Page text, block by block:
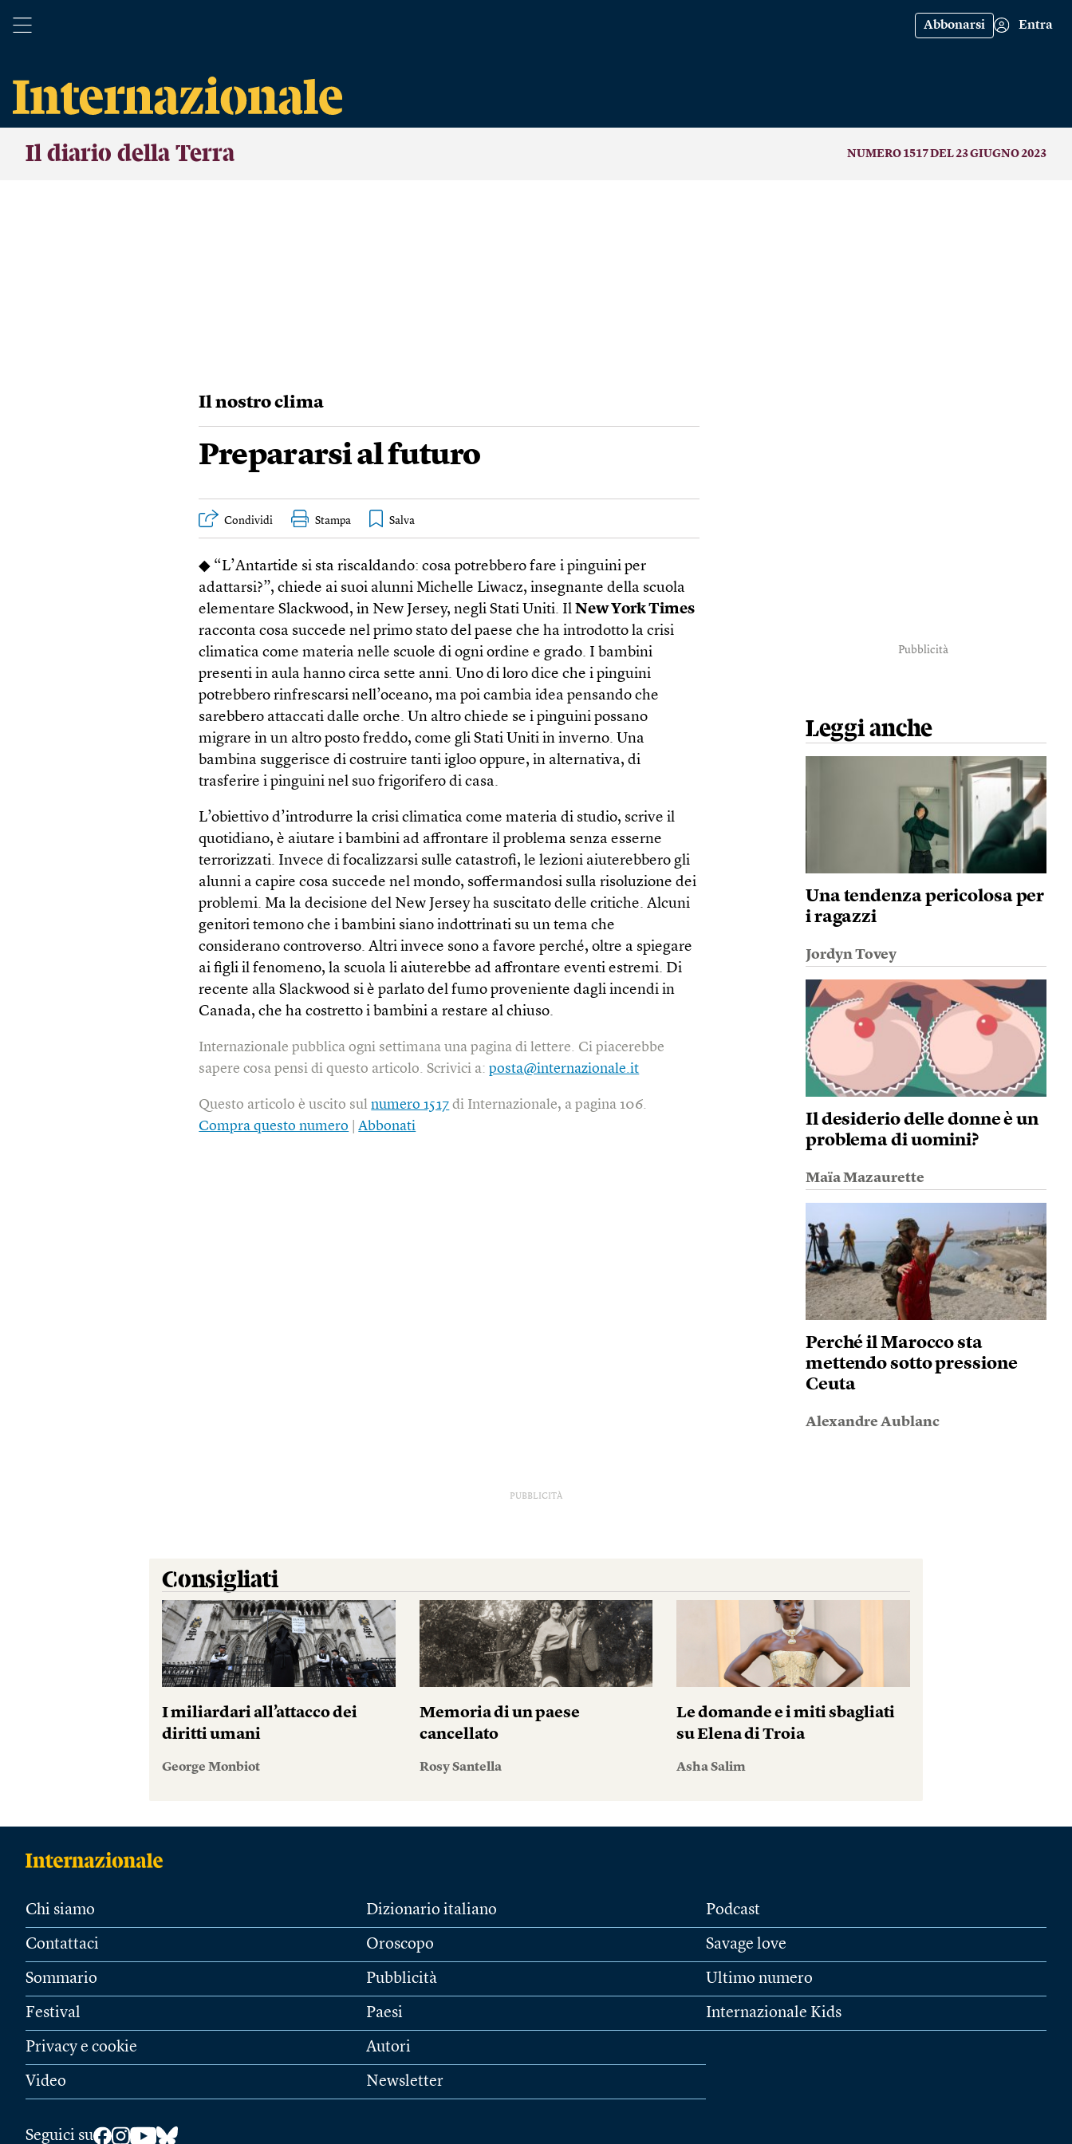
Abbonarsi Entra
Il diario della Terra NUMERO 1517 DEL 23 GIUGNO 2023
Il nostro clima
Prepararsi al futuro
Condividi Stampa
◆ “L’Antartide si sta riscaldando: cosa potrebbero fare i pinguini per
adattarsi?”, chiede ai suoi alunni Michelle Liwacz, insegnante della scuola
elementare Slackwood, in New Jersey, negli Stati Uniti. IlNew York Times
racconta cosa succede nel primo stato del paese che ha introdotto la crisi
climatica come materia nelle scuole di ogni ordine e grado. I bambini
presenti in aula hanno circa sette anni. Uno di loro dice che i pinguini
potrebbero rinfrescarsi nell’oceano, ma poi cambia idea pensando che
sarebbero attaccati dalle orche. Un altro chiede se i pinguini possano
migrare in un altro posto freddo, come gli Stati Uniti in inverno. Una
bambina suggerisce di costruire tanti igloo oppure, in alternativa, di
trasferire i pinguini nel suo frigorifero di casa.
L’obiettivo d’introdurre la crisi climatica come materia di studio, scrive il
quotidiano, è aiutare i bambini ad affrontare il problema senza esserne
terrorizzati. Invece di focalizzarsi sulle catastrofi, le lezioni aiuterebbero gli
alunni a capire cosa succede nel mondo, soffermandosi sulla risoluzione dei
problemi. Ma la decisione del New Jersey ha suscitato delle critiche. Alcuni
genitori temono che i bambini siano indottrinati su un tema che
considerano controverso. Altri invece sono a favore perché, oltre a spiegare
ai figli il fenomeno, la scuola li aiuterebbe ad affrontare eventi estremi. Di
recente alla Slackwood si è parlato del fumo proveniente dagli incendi in
Canada, che ha costretto i bambini a restare al chiuso.
Internazionale pubblica ogni settimana una pagina di lettere. Ci piacerebbe
sapere cosa pensi di questo articolo. Scrivici a:posta@internazionale.it
Questo articolo è uscito sulnumero 1517 di Internazionale, a pagina 106.
Compra questo numero |Abbonati
Pubblicità
Leggi anche
Una tendenza pericolosa per
i ragazzi
Jordyn Tovey
Il desiderio delle donne è un
problema di uomini?
Maïa Mazaurette
Perché il Marocco sta
mettendo sotto pressione
Ceuta
Alexandre Aublanc
PUBBLICITÀ
Consigliati
I miliardari all’attacco dei
diritti umani
George Monbiot
Memoria di un paese
cancellato
Rosy Santella
Le domande e i miti sbagliati
su Elena di Troia
Asha Salim
Chi siamo
Contattaci
Sommario
Festival
Privacy e cookie
Video
Dizionario italiano
Oroscopo
Pubblicità
Paesi
Autori
Newsletter
Podcast
Savage love
Ultimo numero
Internazionale Kids
Seguici su